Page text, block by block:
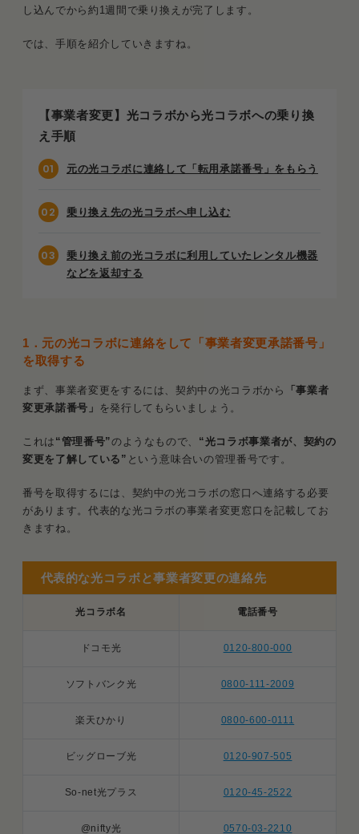
し込んでから約1週間で乗り換えが完了します。
では、手順を紹介していきますね。
【事業者変更】光コラボから光コラボへの乗り換
え手順
元の光コラボに連絡して「転用承諾番号」をもらう
乗り換え先の光コラボへ申し込む
乗り換え前の光コラボに利用していたレンタル機器
などを返却する
1．元の光コラボに連絡をして「事業者変更承諾番号」
を取得する
まず、事業者変更をするには、契約中の光コラボから
「事業者
変更承諾番号」 を発行してもらいましょう。
これは “管理番号”のようなもので、 “光コラボ事業者が、契約の
変更を了解している” という意味合いの管理番号です。
番号を取得するには、契約中の光コラボの窓口へ連絡する必要
があります。代表的な光コラボの事業者変更窓口を記載してお
きますね。
光コラボ名 電話番号
ドコモ光 0120-800-000
ソフトバンク光 0800-111-2009
楽天ひかり 0800-600-0111
ビッグローブ光 0120-907-505
So-net光プラス 0120-45-2522
@nifty光 0570-03-2210
代表的な光コラボと事業者変更の連絡先